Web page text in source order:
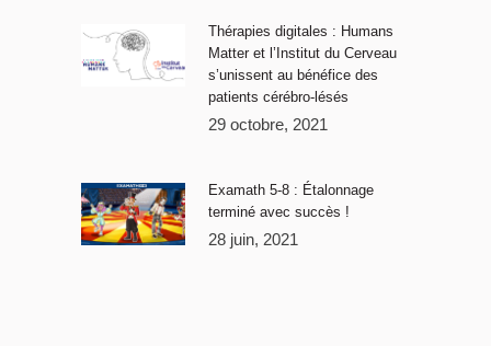
Thérapies digitales : Humans
Matter et l’Institut du Cerveau
s’unissent au bénéfice des
patients cérébro-lésés
29 octobre, 2021
Examath 5-8 : Étalonnage
terminé avec succès !
28 juin, 2021